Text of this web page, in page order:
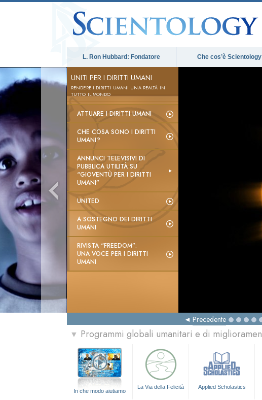
L. Ron Hubbard: Fondatore Che cos’è
UNITI PER I DIRITTI UMANI
RENDERE I DIRITTI UMANI UNA REALTÀ IN
TUTTO IL MONDO
ATTUARE I DIRITTI UMANI
CHE COSA SONO I DIRITTI
UMANI?
ANNUNCI TELEVISIVI DI
PUBBLICA UTILITÀ SU
“GIOVENTÙ PER I DIRITTI
UMANI”
UNITED
A SOSTEGNO DEI DIRITTI
UMANI
RIVISTA “FREEDOM”:
UNA VOCE PER I DIRITTI
UMANI
Precedente
▼ Programmi globali umanitari e di
In che modo aiutiamo
La Via della Felicità Applied Scholastics